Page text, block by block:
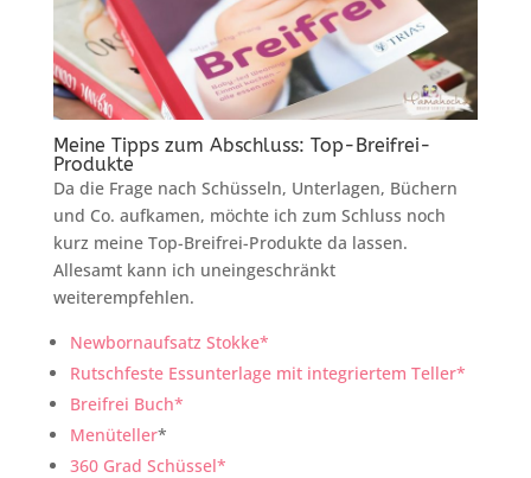
Meine Tipps zum Abschluss: Top-Breifrei-
Produkte
Da die Frage nach Schüsseln, Unterlagen, Büchern
und Co. aufkamen, möchte ich zum Schluss noch
kurz meine Top-Breifrei-Produkte da lassen.
Allesamt kann ich uneingeschränkt
weiterempfehlen.
Newbornaufsatz Stokke*
Rutschfeste Essunterlage mit integriertem Teller*
Breifrei Buch*
Menüteller*
360 Grad Schüssel*